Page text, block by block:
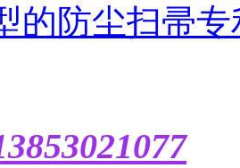
的防尘扫帚专